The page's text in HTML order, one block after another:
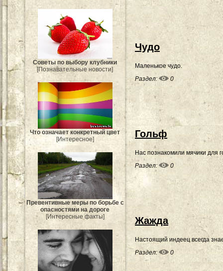
Советы по выбору клубники
[Познавательные новости]
Что означает конкретный цвет
[Интересное]
Превентивные меры по борьбе с
опасностями на дороге
[Интересные факты]
Чудо
Маленькое чудо.
Раздел:
0
Гольф
Нас познакомили мячики для
Раздел:
0
Жажда
Настоящий индеец всегда
Раздел:
0